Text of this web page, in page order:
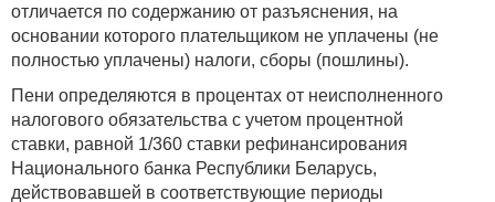
отличается по содержанию от разъяснения, на
основании которого плательщиком не уплачены (не
полностью уплачены) налоги, сборы (пошлины).
Пени определяются в процентах от неисполненного
налогового обязательства с учетом процентной
ставки, равной 1/360 ставки рефинансирования
Национального банка Республики Беларусь,
действовавшей в соответствующие периоды